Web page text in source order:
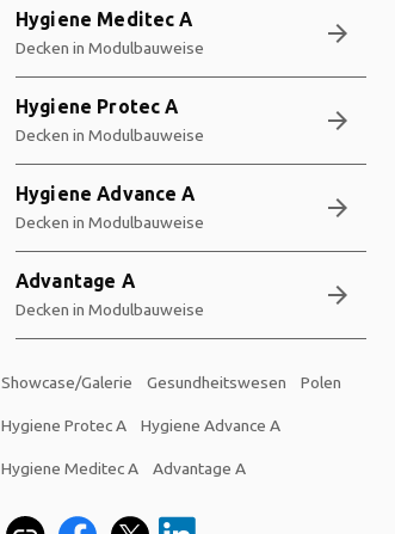
Hygiene Meditec A
Decken in Modulbauweise arrow_forward
Hygiene Protec A
Decken in Modulbauweise arrow_forward
Hygiene Advance A
Decken in Modulbauweise arrow_forward
Advantage A
Decken in Modulbauweise arrow_forward
Showcase/Galerie Gesundheitswesen Polen
Hygiene Protec A Hygiene Advance A
Hygiene Meditec A Advantage A